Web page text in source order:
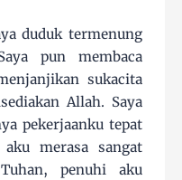
duduk termenung
pun membaca
sukacita
Allah. Saya
pekerjaanku tepat
merasa sangat
penuhi aku